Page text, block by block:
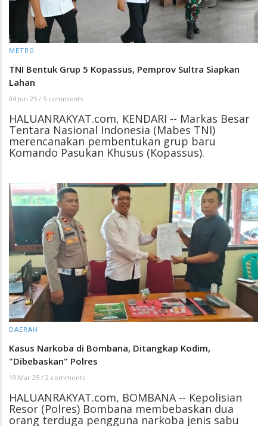
METRO
TNI Bentuk Grup 5 Kopassus, Pemprov Sultra Siapkan
Lahan
04 Jun 25 / 5 comments
HALUANRAKYAT.com, KENDARI -- Markas Besar
Tentara Nasional Indonesia (Mabes TNI)
merencanakan pembentukan grup baru
Komando Pasukan Khusus (Kopassus).
DAERAH
Kasus Narkoba di Bombana, Ditangkap Kodim,
"Dibebaskan" Polres
19 Mar 25 / 2 comments
HALUANRAKYAT.com, BOMBANA -- Kepolisian
Resor (Polres) Bombana membebaskan dua
orang terduga pengguna narkoba jenis sabu